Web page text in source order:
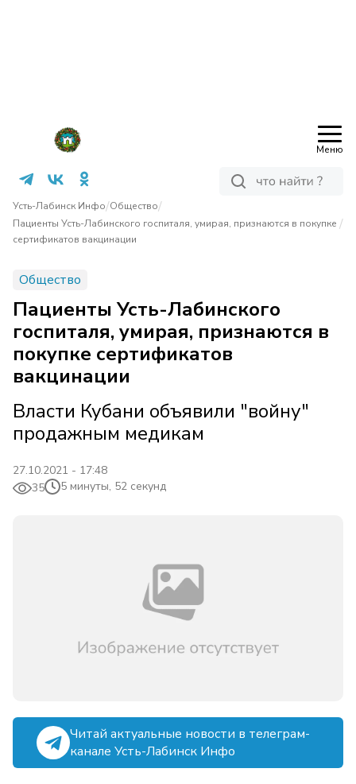
Меню
Усть-Лабинск Инфо/Общество/
Пациенты Усть-Лабинского госпиталя, умирая, признаются в покупке
сертификатов вакцинации
/
Общество
Пациенты Усть-Лабинского
госпиталя, умирая, признаются в
покупке сертификатов
вакцинации
Власти Кубани объявили "войну"
продажным медикам
27.10.2021 - 17:48
35
5 минуты, 52 секунд
Читай актуальные новости в телеграм-
канале Усть-Лабинск Инфо